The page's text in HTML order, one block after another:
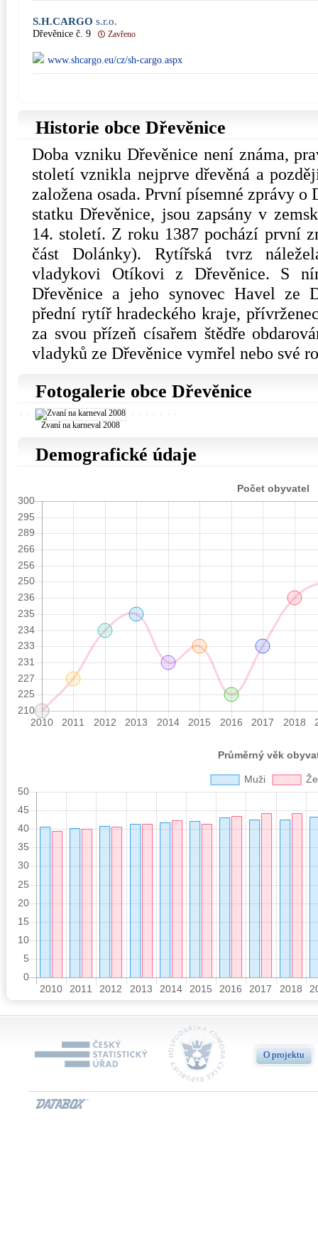
S.H.CARGO s.r.o.
Dřevěnice č. 9 Zavřeno
www.shcargo.eu/cz/sh-cargo.aspx
Historie obce Dřevěnice
Doba vzniku Dřevěnice není známa,
století vznikla nejprve dřevěná a
založena osada. První písemné zprávy
statku Dřevěnice, jsou zapsány v
14. století. Z roku 1387 pochází první
část Dolánky). Rytířská tvrz
vladykovi Otíkovi z Dřevěnice. S
Dřevěnice a jeho synovec Havel ze
přední rytíř hradeckého kraje,
za svou přízeň císařem štědře
vladyků ze Dřevěnice vymřel nebo své
Fotogalerie obce Dřevěnice
Zvaní na karneval 2008
Demografické údaje
O projektu